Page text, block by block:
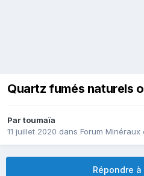
Quartz fumés naturels
Partoumaïa
11 juillet 2020 dans Forum Minéraux
Répondre